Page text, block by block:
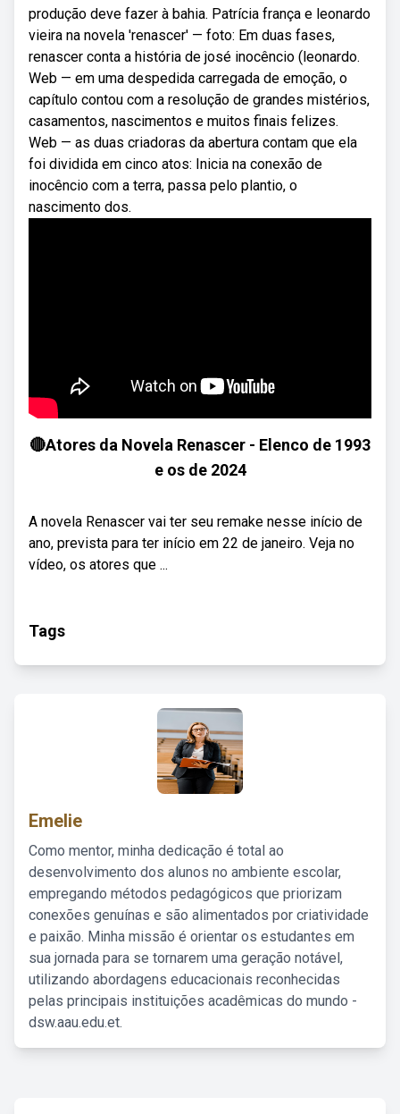
produção deve fazer à bahia. Patrícia frança e leonardo
vieira na novela 'renascer' — foto: Em duas fases,
renascer conta a história de josé inocêncio (leonardo.
Web — em uma despedida carregada de emoção, o
capítulo contou com a resolução de grandes mistérios,
casamentos, nascimentos e muitos finais felizes.
Web — as duas criadoras da abertura contam que ela
foi dividida em cinco atos: Inicia na conexão de
inocêncio com a terra, passa pelo plantio, o
nascimento dos.
🔴Atores da Novela Renascer - Elenco de 1993
e os de 2024
A novela Renascer vai ter seu remake nesse início de
ano, prevista para ter início em 22 de janeiro. Veja no
vídeo, os atores que ...
Tags
Emelie
Como mentor, minha dedicação é total ao
desenvolvimento dos alunos no ambiente escolar,
empregando métodos pedagógicos que priorizam
conexões genuínas e são alimentados por criatividade
e paixão. Minha missão é orientar os estudantes em
sua jornada para se tornarem uma geração notável,
utilizando abordagens educacionais reconhecidas
pelas principais instituições acadêmicas do mundo -
dsw.aau.edu.et.